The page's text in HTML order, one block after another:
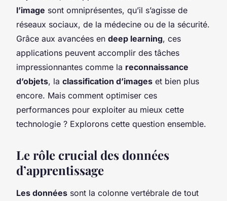
l’image sont omniprésentes, qu’il s’agisse de
réseaux sociaux, de la médecine ou de la sécurité.
Grâce aux avancées en deep learning, ces
applications peuvent accomplir des tâches
impressionnantes comme la reconnaissance
d’objets, la classification d’images et bien plus
encore. Mais comment optimiser ces
performances pour exploiter au mieux cette
technologie ? Explorons cette question ensemble.
Le rôle crucial des données
d’apprentissage
Les données sont la colonne vertébrale de tout